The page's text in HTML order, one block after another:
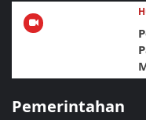
Pemerintahan